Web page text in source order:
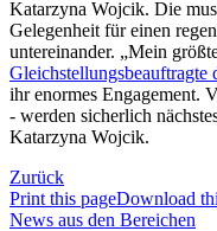
Katarzyna Wojcik. Die
Gelegenheit für einen
untereinander. „Mein
Gleichstellungsbeauftragte
ihr enormes Engagement.
- werden sicherlich
Katarzyna Wojcik.
Zurück
Print this pageDownload
News aus den Bereichen